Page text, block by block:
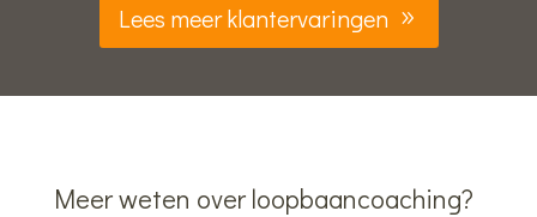
Lees meer klantervaringen
Meer weten over loopbaancoaching?